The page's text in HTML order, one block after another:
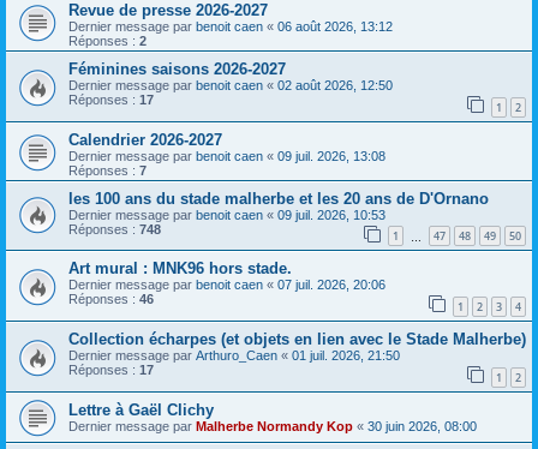
Revue de presse 2026-2027
Dernier message par benoit caen « 06 août 2026, 13:12
Réponses : 2
Féminines saisons 2026-2027
Dernier message par benoit caen « 02 août 2026, 12:50
Réponses : 17 1 2
Calendrier 2026-2027
Dernier message par benoit caen « 09 juil. 2026, 13:08
Réponses : 7
les 100 ans du stade malherbe et les 20 ans de D'Ornano
Dernier message par benoit caen « 09 juil. 2026, 10:53
Réponses : 748 1 47 48 49 50
Art mural : MNK96 hors stade.
Dernier message par benoit caen « 07 juil. 2026, 20:06
Réponses : 46 1 2 3 4
Collection écharpes (et objets en lien avec le Stade Malherbe)
Dernier message par Arthuro_Caen « 01 juil. 2026, 21:50
Réponses : 17 1 2
Lettre à Gaël Clichy
Dernier message par Malherbe Normandy Kop « 30 juin 2026, 08:00